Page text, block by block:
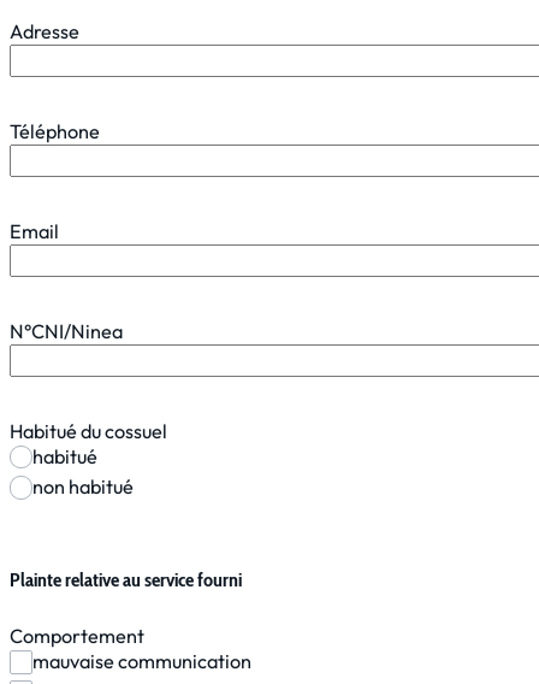
Adresse
Téléphone
Email
N°CNI/Ninea
Habitué du cossuel
habitué
non habitué
Plainte relative au service fourni
Comportement
mauvaise communication